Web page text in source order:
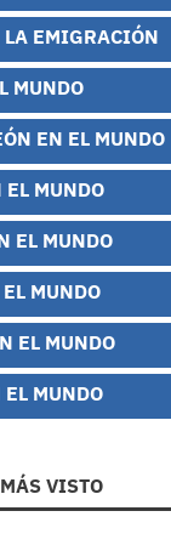
EMIGRACIÓN
MUNDO
EN EL MUNDO
MUNDO
EL MUNDO
MUNDO
EL MUNDO
MUNDO
VISTO